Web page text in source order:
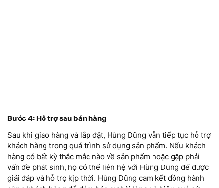
Bước 4: Hỗ trợ sau bán hàng
Sau khi giao hàng và lắp đặt, Hùng Dũng vẫn tiếp tục hỗ trợ
khách hàng trong quá trình sử dụng sản phẩm. Nếu khách
hàng có bất kỳ thắc mắc nào về sản phẩm hoặc gặp phải
vấn đề phát sinh, họ có thể liên hệ với Hùng Dũng để được
giải đáp và hỗ trợ kịp thời. Hùng Dũng cam kết đồng hành